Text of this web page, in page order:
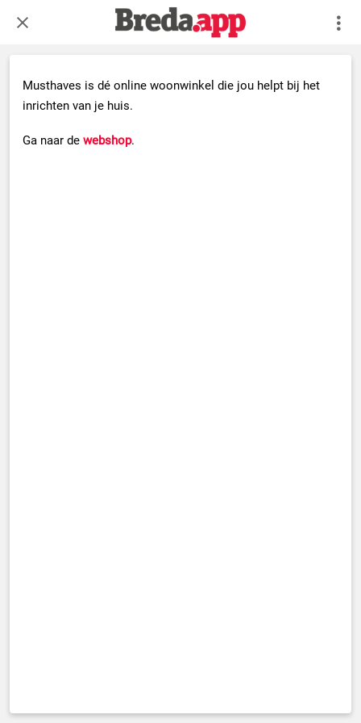
Musthaves is dé online woonwinkel die jou helpt bij het
inrichten van je huis.
Ga naar de webshop.